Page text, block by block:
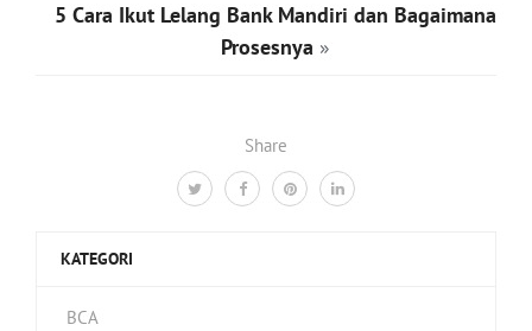
Share
5 Cara Ikut Lelang Bank Mandiri dan Bagaimana
Prosesnya »
KATEGORI
BCA